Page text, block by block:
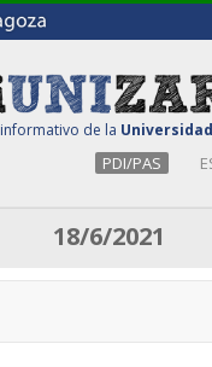
de la
PDI/PAS
18/6/2021